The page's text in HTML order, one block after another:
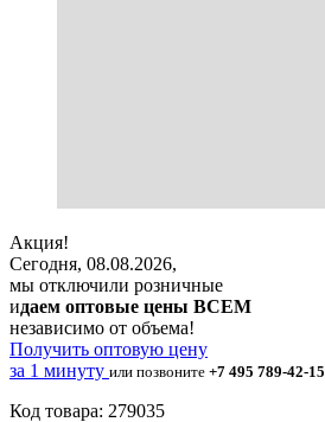
Акция!
Сегодня, 08.08.2026,
мы отключили розничные
идаем оптовые цены ВСЕМ
независимо от объема!
Получить оптовую цену
за 1 минуту или позвоните +7 495 789-42-15
Код товара: 279035